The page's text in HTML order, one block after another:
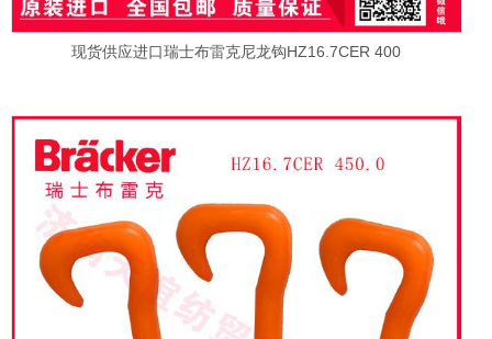
现货供应进口瑞士布雷克尼龙钩HZ16.7CER 400